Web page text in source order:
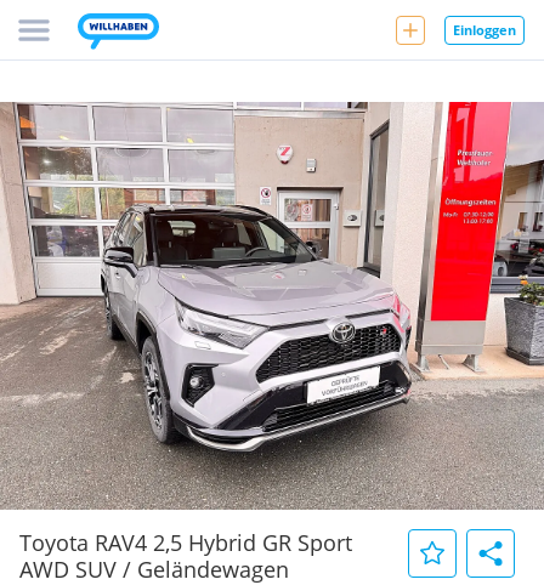
Einloggen
Toyota RAV4 2,5 Hybrid GR Sport
AWD SUV / Geländewagen